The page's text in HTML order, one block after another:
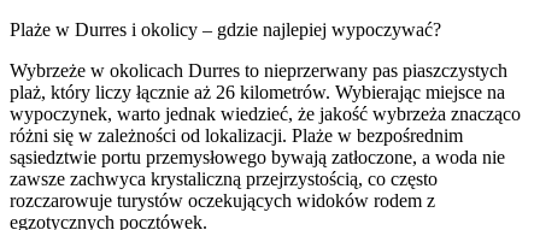
Plaże w Durres i okolicy – gdzie najlepiej wypoczywać?
Wybrzeże w okolicach Durres to nieprzerwany pas piaszczystych
plaż, który liczy łącznie aż 26 kilometrów. Wybierając miejsce na
wypoczynek, warto jednak wiedzieć, że jakość wybrzeża znacząco
różni się w zależności od lokalizacji. Plaże w bezpośrednim
sąsiedztwie portu przemysłowego bywają zatłoczone, a woda nie
zawsze zachwyca krystaliczną przejrzystością, co często
rozczarowuje turystów oczekujących widoków rodem z
egzotycznych pocztówek.